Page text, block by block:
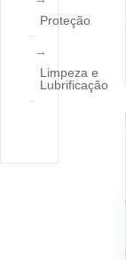
Proteção
Limpeza e
Lubrificação